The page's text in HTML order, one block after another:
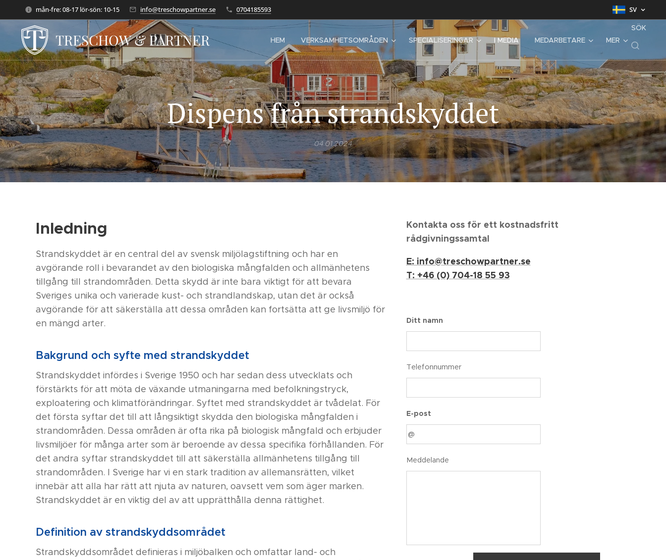
mån-fre: 08-17 lör-sön: 10-15 info@treschowpartner.se 0704185593 SV
TRESCHOW & PARTNER HEM VERKSAMHETSOMRÅDEN SPECIALISERINGAR I MEDIA MEDARBETARE MER
SÖK
Dispens från strandskyddet
04.01.2024
Inledning
Strandskyddet är en central del av svensk miljölagstiftning och har en
avgörande roll i bevarandet av den biologiska mångfalden och allmänhetens
tillgång till strandområden. Detta skydd är inte bara viktigt för att bevara
Sveriges unika och varierade kust- och strandlandskap, utan det är också
avgörande för att säkerställa att dessa områden kan fortsätta att ge livsmiljö för
en mängd arter.
Bakgrund och syfte med strandskyddet
Strandskyddet infördes i Sverige 1950 och har sedan dess utvecklats och
förstärkts för att möta de växande utmaningarna med befolkningstryck,
exploatering och klimatförändringar. Syftet med strandskyddet är tvådelat. För
det första syftar det till att långsiktigt skydda den biologiska mångfalden i
strandområden. Dessa områden är ofta rika på biologisk mångfald och erbjuder
livsmiljöer för många arter som är beroende av dessa specifika förhållanden. För
det andra syftar strandskyddet till att säkerställa allmänhetens tillgång till
strandområden. I Sverige har vi en stark tradition av allemansrätten, vilket
innebär att alla har rätt att njuta av naturen, oavsett vem som äger marken.
Strandskyddet är en viktig del av att upprätthålla denna rättighet.
Definition av strandskyddsområdet
Strandskyddsområdet definieras i miljöbalken och omfattar land- och
Kontakta oss för ett kostnadsfritt
rådgivningssamtal
E: info@treschowpartner.se
T: +46 (0) 704-18 55 93
Ditt namn
Telefonnummer
E-post
Meddelande